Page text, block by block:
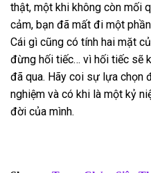
thật, một khi không còn mối
cảm, bạn đã mất đi một
Cái gì cũng có tính hai mặt
đừng hối tiếc… vì hối tiếc sẽ
đã qua. Hãy coi sự lựa chọn
nghiệm và có khi là một kỷ
đời của mình.